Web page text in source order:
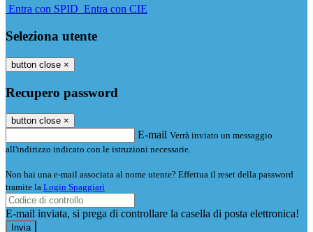
Entra con SPID Entra con CIE
Seleziona utente
button close ×
Recupero password
button close ×
E-mail Verrà inviato un messaggio
all'indirizzo indicato con le istruzioni necessarie.
Non hai una e-mail associata al nome utente? Effettua il reset della password
tramite la Login Spaggiari
E-mail inviata, si prega di controllare la casella di posta elettronica!